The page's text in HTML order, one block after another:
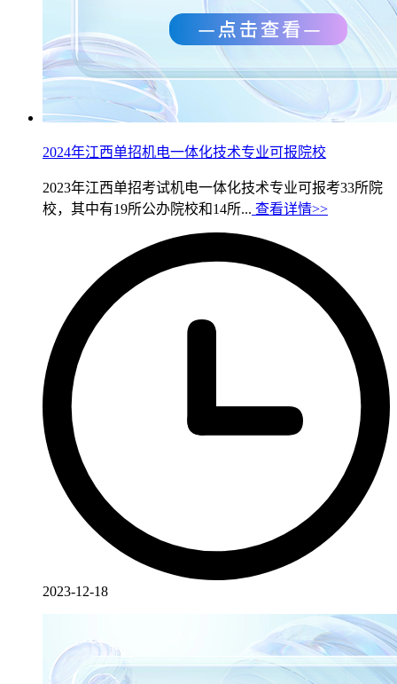
2024年江西单招机电一体化技术专业可报院校
2023年江西单招考试机电一体化技术专业可报考33所院
校，其中有19所公办院校和14所... 查看详情>>
2023-12-18